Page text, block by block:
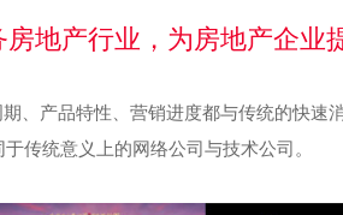
地产行业，为房地产企业
、产品特性、营销进度都与传统的快速
于传统意义上的网络公司与技术公司。